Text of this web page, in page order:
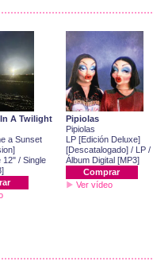
A Twilight
a Sunset
12" / Single
Pipiolas
Pipiolas
LP [Edición Deluxe]
[Descatalogado] / LP /
Álbum Digital [MP3]
Comprar
Ver vídeo